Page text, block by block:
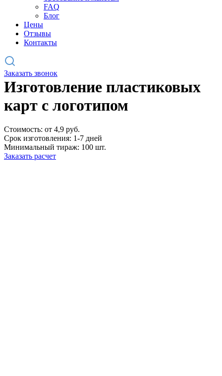
FAQ
Блог
Цены
Отзывы
Контакты
Заказать звонок
Изготовление пластиковых
карт с логотипом
Стоимость: от 4,9 руб.
Срок изготовления: 1-7 дней
Минимальный тираж: 100 шт.
Заказать расчет